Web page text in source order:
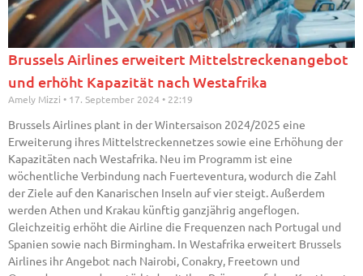
Brussels Airlines erweitert Mittelstreckenangebot
und erhöht Kapazität nach Westafrika
Amely Mizzi 17. September 2024 22:19
Brussels Airlines plant in der Wintersaison 2024/2025 eine
Erweiterung ihres Mittelstreckennetzes sowie eine Erhöhung der
Kapazitäten nach Westafrika. Neu im Programm ist eine
wöchentliche Verbindung nach Fuerteventura, wodurch die Zahl
der Ziele auf den Kanarischen Inseln auf vier steigt. Außerdem
werden Athen und Krakau künftig ganzjährig angeflogen.
Gleichzeitig erhöht die Airline die Frequenzen nach Portugal und
Spanien sowie nach Birmingham. In Westafrika erweitert Brussels
Airlines ihr Angebot nach Nairobi, Conakry, Freetown und